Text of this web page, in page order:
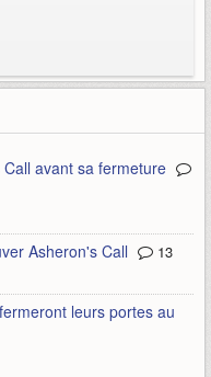
avant sa fermeture
Asheron's Call
13
leurs portes au